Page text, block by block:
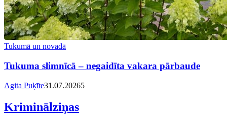
Tukumā un novadā
Tukuma slimnīcā – negaidīta vakara pārbaude
Agita Puķīte31.07.20265
Kriminālziņas